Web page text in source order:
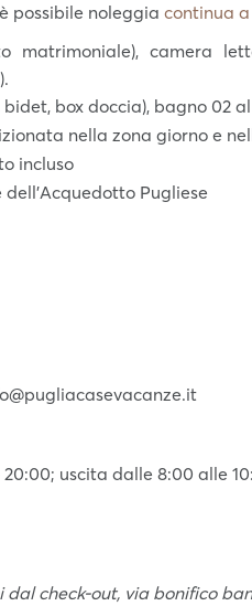
possibile noleggia continua
matrimoniale), camera
box doccia), bagno 02
nella zona giorno e
incluso
Pugliese
uscita dalle 8:00 alle
check-out, via bonifico